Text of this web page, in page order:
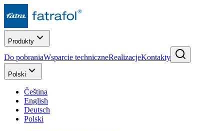
Produkty
Do pobraniaWsparcie techniczneRealizacjeKontakty
Polski
Čeština
English
Deutsch
Polski